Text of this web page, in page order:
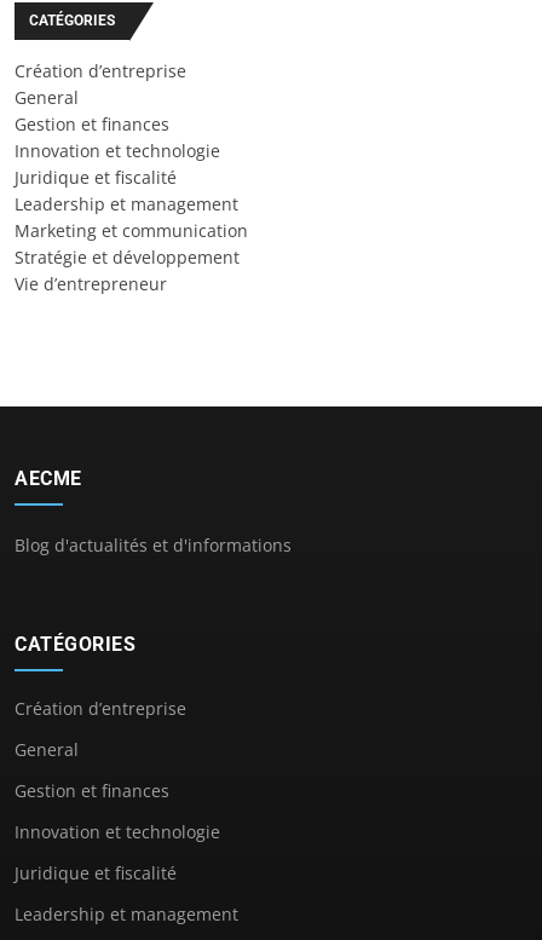
CATÉGORIES
Création d’entreprise
General
Gestion et finances
Innovation et technologie
Juridique et fiscalité
Leadership et management
Marketing et communication
Stratégie et développement
Vie d’entrepreneur
AECME
Blog d'actualités et d'informations
CATÉGORIES
Création d’entreprise
General
Gestion et finances
Innovation et technologie
Juridique et fiscalité
Leadership et management